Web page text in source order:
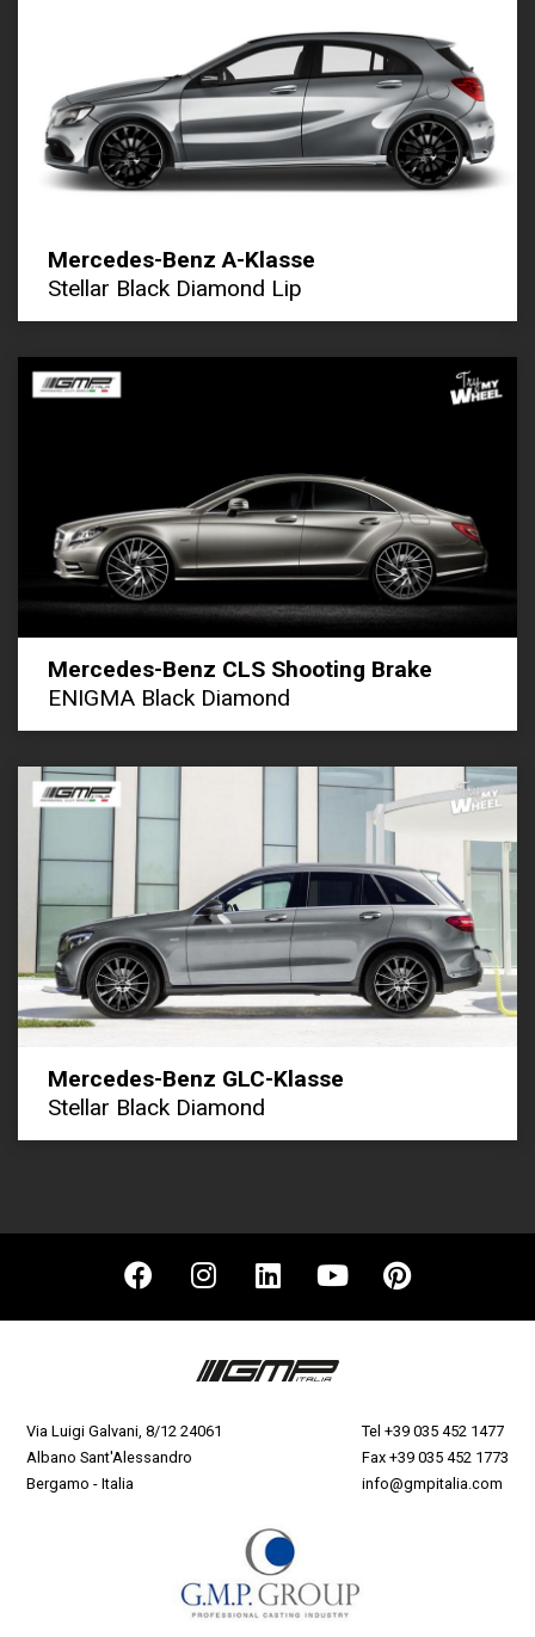
Mercedes-Benz A-Klasse
Stellar Black Diamond Lip
Mercedes-Benz CLS Shooting Brake
ENIGMA Black Diamond
Mercedes-Benz GLC-Klasse
Stellar Black Diamond
Via Luigi Galvani, 8/12 24061
Albano Sant'Alessandro
Bergamo - Italia
Tel +39 035 452 1477
Fax +39 035 452 1773
info@gmpitalia.com